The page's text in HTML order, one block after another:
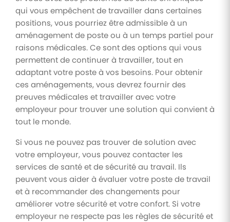
qui vous empêchent de travailler dans certaines
positions, vous pourriez être admissible à un
aménagement de poste ou à un temps partiel pour
raisons médicales. Ce sont des options qui vous
permettent de continuer à travailler, tout en
adaptant votre poste à vos besoins. Pour obtenir
ces aménagements, vous devrez fournir des
preuves médicales et travailler avec votre
employeur pour trouver une solution qui convient à
tout le monde.
Si vous ne pouvez pas trouver de solution avec
votre employeur, vous pouvez contacter les
services de santé et de sécurité au travail. Ils
peuvent vous aider à évaluer votre poste de travail
et à recommander des changements pour
améliorer votre sécurité et votre confort. Si votre
employeur ne respecte pas les règles de sécurité et